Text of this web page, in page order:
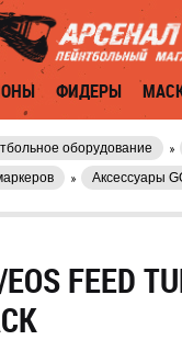
ФИДЕРЫ
оборудование
Аксессуары
FEED